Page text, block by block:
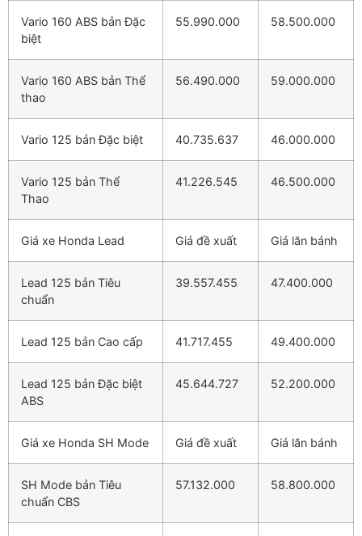
Vario 160 ABS bản Đặc
biệt
55.990.000 58.500.000
Vario 160 ABS bản Thể
thao
56.490.000 59.000.000
Vario 125 bản Đặc biệt 40.735.637 46.000.000
Vario 125 bản Thể
Thao
41.226.545 46.500.000
Giá xe Honda Lead Giá đề xuất Giá lăn bánh
Lead 125 bản Tiêu
chuẩn
39.557.455 47.400.000
Lead 125 bản Cao cấp 41.717.455 49.400.000
Lead 125 bản Đặc biệt
ABS
45.644.727 52.200.000
Giá xe Honda SH Mode Giá đề xuất Giá lăn bánh
SH Mode bản Tiêu
chuẩn CBS
57.132.000 58.800.000